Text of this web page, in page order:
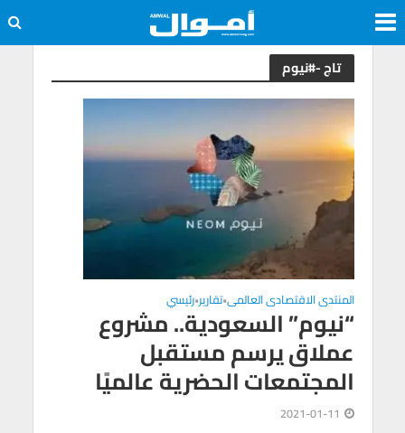
تاج -#نيوم
المنتدى الاقتصادى العالمى•تقارير•رئيسي
“نيوم” السعودية.. مشروع
عملاق يرسم مستقبل
المجتمعات الحضرية عالميًا
2021-01-11